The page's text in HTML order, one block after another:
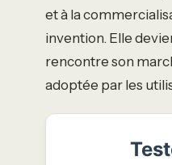
et à la
invention. Elle
rencontre son
adoptée par les